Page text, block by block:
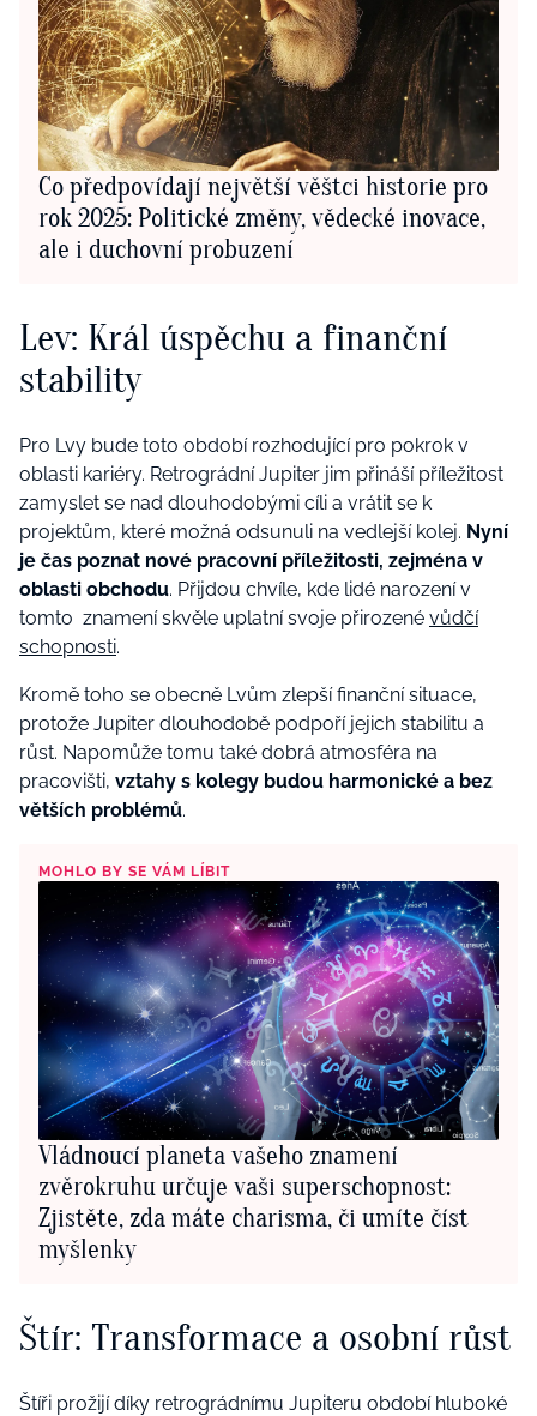
Co předpovídají největší věštci historie pro
rok 2025: Politické změny, vědecké inovace,
ale i duchovní probuzení
Lev: Král úspěchu a finanční
stability
Pro Lvy bude toto období rozhodující pro pokrok v
oblasti kariéry. Retrográdní Jupiter jim přináší příležitost
zamyslet se nad dlouhodobými cíli a vrátit se k
projektům, které možná odsunuli na vedlejší kolej. Nyní
je čas poznat nové pracovní příležitosti, zejména v
oblasti obchodu. Přijdou chvíle, kde lidé narození v
tomto znamení skvěle uplatní svoje přirozené vůdčí
schopnosti.
Kromě toho se obecně Lvům zlepší finanční situace,
protože Jupiter dlouhodobě podpoří jejich stabilitu a
růst. Napomůže tomu také dobrá atmosféra na
pracovišti, vztahy s kolegy budou harmonické a bez
větších problémů.
MOHLO BY SE VÁM LÍBIT
Vládnoucí planeta vašeho znamení
zvěrokruhu určuje vaši superschopnost:
Zjistěte, zda máte charisma, či umíte číst
myšlenky
Štír: Transformace a osobní růst
Štíři prožijí díky retrográdnímu Jupiteru období hluboké